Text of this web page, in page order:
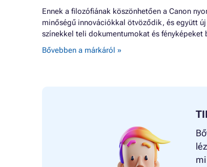
Ennek a filozófiának köszönhetően a Canon
minőségű innovációkkal ötvöződik, és együtt
színekkel teli dokumentumokat és fényképeket
Bővebben a márkáról »